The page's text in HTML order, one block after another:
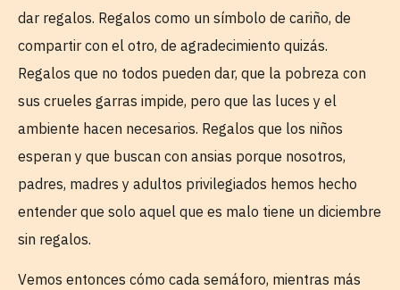
dar regalos. Regalos como un símbolo de cariño, de
compartir con el otro, de agradecimiento quizás.
Regalos que no todos pueden dar, que la pobreza con
sus crueles garras impide, pero que las luces y el
ambiente hacen necesarios. Regalos que los niños
esperan y que buscan con ansias porque nosotros,
padres, madres y adultos privilegiados hemos hecho
entender que solo aquel que es malo tiene un diciembre
sin regalos.
Vemos entonces cómo cada semáforo, mientras más